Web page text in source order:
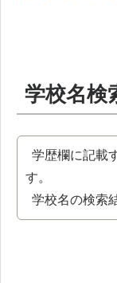
学校名検
学歴欄に記載
す。
学校名の検索